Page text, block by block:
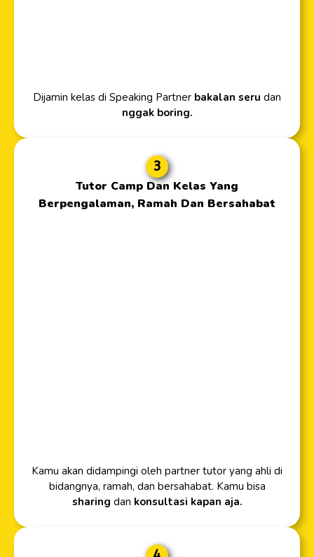
Dijamin kelas di Speaking Partner bakalan seru dan
nggak boring.
3
Tutor Camp Dan Kelas Yang
Berpengalaman, Ramah Dan Bersahabat
Kamu akan didampingi oleh partner tutor yang ahli di
bidangnya, ramah, dan bersahabat. Kamu bisa
sharing dan konsultasi kapan aja.